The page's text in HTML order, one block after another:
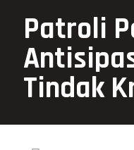
Patroli
Tindak